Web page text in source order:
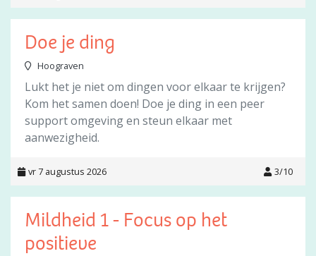
Doe je ding
Hoograven
Lukt het je niet om dingen voor elkaar te krijgen?
Kom het samen doen! Doe je ding in een peer
support omgeving en steun elkaar met
aanwezigheid.
vr 7 augustus 2026 3/10
Mildheid 1 - Focus op het
positieve